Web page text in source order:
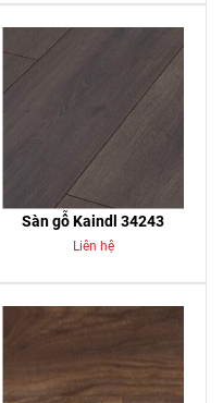
Sàn gỗ Kaindl 34243
Liên hệ